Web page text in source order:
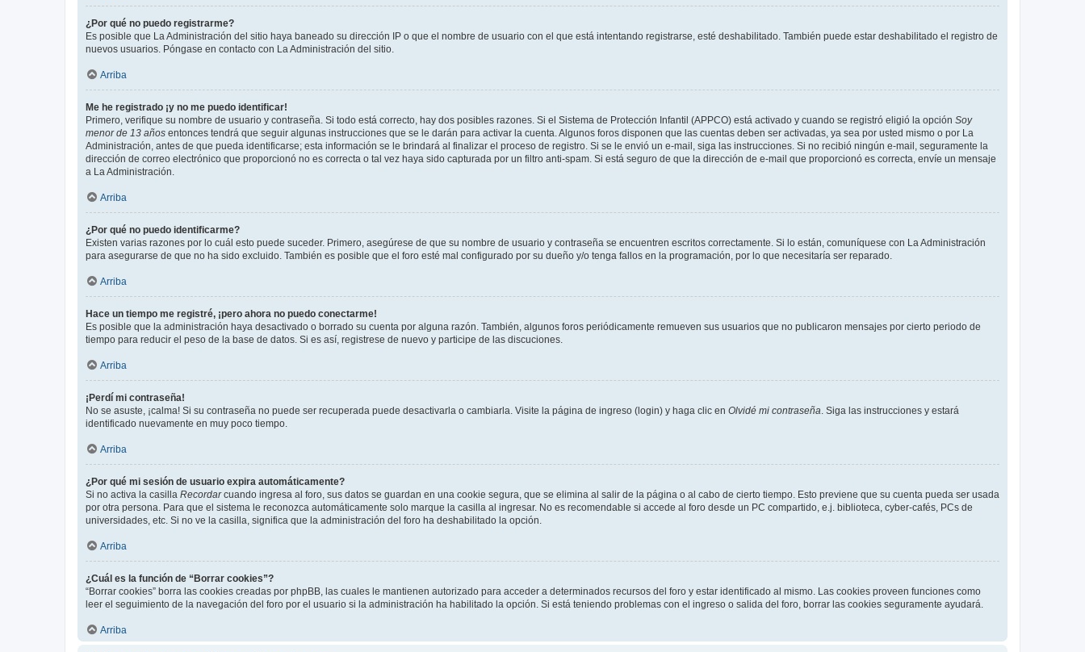
¿Por qué no puedo registrarme?
Es posible que La Administración del sitio haya baneado su dirección IP o que el nombre de usuario con el que está intentando registrarse, esté deshabilitado. También puede estar deshabilitado el registro de
nuevos usuarios. Póngase en contacto con La Administración del sitio.
Arriba
Me he registrado ¡y no me puedo identificar!
Primero, verifique su nombre de usuario y contraseña. Si todo está correcto, hay dos posibles razones. Si el Sistema de Protección Infantil (APPCO) está activado y cuando se registró eligió la opción Soy
menor de 13 años entonces tendrá que seguir algunas instrucciones que se le darán para activar la cuenta. Algunos foros disponen que las cuentas deben ser activadas, ya sea por usted mismo o por La
Administración, antes de que pueda identificarse; esta información se le brindará al finalizar el proceso de registro. Si se le envió un e-mail, siga las instrucciones. Si no recibió ningún e-mail, seguramente la
dirección de correo electrónico que proporcionó no es correcta o tal vez haya sido capturada por un filtro anti-spam. Si está seguro de que la dirección de e-mail que proporcionó es correcta, envíe un mensaje
a La Administración.
Arriba
¿Por qué no puedo identificarme?
Existen varias razones por lo cuál esto puede suceder. Primero, asegúrese de que su nombre de usuario y contraseña se encuentren escritos correctamente. Si lo están, comuníquese con La Administración
para asegurarse de que no ha sido excluido. También es posible que el foro esté mal configurado por su dueño y/o tenga fallos en la programación, por lo que necesitaría ser reparado.
Arriba
Hace un tiempo me registré, ¡pero ahora no puedo conectarme!
Es posible que la administración haya desactivado o borrado su cuenta por alguna razón. También, algunos foros periódicamente remueven sus usuarios que no publicaron mensajes por cierto periodo de
tiempo para reducir el peso de la base de datos. Si es así, registrese de nuevo y participe de las discuciones.
Arriba
¡Perdí mi contraseña!
No se asuste, ¡calma! Si su contraseña no puede ser recuperada puede desactivarla o cambiarla. Visite la página de ingreso (login) y haga clic en Olvidé mi contraseña . Siga las instrucciones y estará
identificado nuevamente en muy poco tiempo.
Arriba
¿Por qué mi sesión de usuario expira automáticamente?
Si no activa la casilla Recordarcuando ingresa al foro, sus datos se guardan en una cookie segura, que se elimina al salir de la página o al cabo de cierto tiempo. Esto previene que su cuenta pueda ser usada
por otra persona. Para que el sistema le reconozca automáticamente solo marque la casilla al ingresar. No es recomendable si accede al foro desde un PC compartido, e.j. biblioteca, cyber-cafés, PCs de
universidades, etc. Si no ve la casilla, significa que la administración del foro ha deshabilitado la opción.
Arriba
¿Cuál es la función de “Borrar cookies”?
“Borrar cookies” borra las cookies creadas por phpBB, las cuales le mantienen autorizado para acceder a determinados recursos del foro y estar identificado al mismo. Las cookies proveen funciones como
leer el seguimiento de la navegación del foro por el usuario si la administración ha habilitado la opción. Si está teniendo problemas con el ingreso o salida del foro, borrar las cookies seguramente ayudará.
Arriba